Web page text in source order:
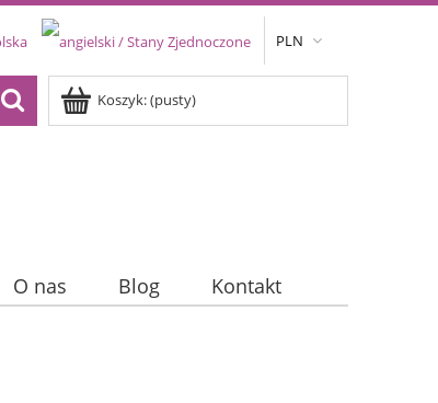
PLN
Koszyk:(pusty)
O nas Blog Kontakt